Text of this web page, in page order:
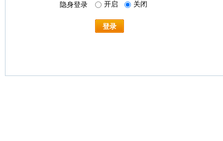
隐身登录 开启 关闭
登录